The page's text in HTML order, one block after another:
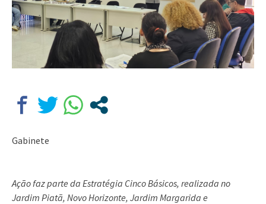
Gabinete
Ação faz parte da Estratégia Cinco Básicos, realizada no
Jardim Piatã, Novo Horizonte, Jardim Margarida e